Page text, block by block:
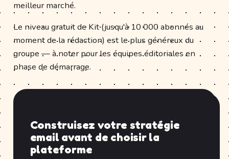
meilleur marché.
Le niveau gratuit de Kit (jusqu'à 10 000 abonnés au
moment de la rédaction) est le plus généreux du
groupe — à noter pour les équipes éditoriales en
phase de démarrage.
Construisez votre stratégie
email avant de choisir la
plateforme